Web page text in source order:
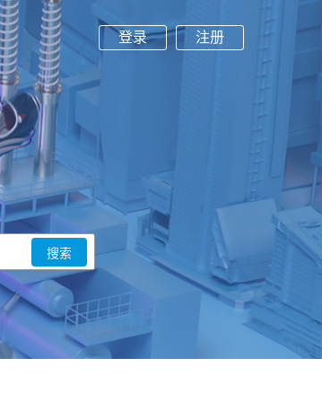
登录 注册
搜索